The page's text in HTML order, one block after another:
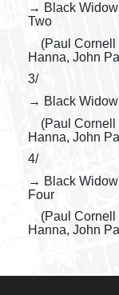
→ Black
Two
(Paul Cornell
Hanna, John
3/
→ Black
(Paul Cornell
Hanna, John
4/
→ Black
Four
(Paul Cornell
Hanna, John